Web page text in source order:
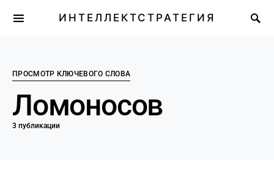
ИНТЕЛЛЕКТСТРАТЕГИЯ
ПРОСМОТР КЛЮЧЕВОГО СЛОВА
Ломоносов
3 публикации